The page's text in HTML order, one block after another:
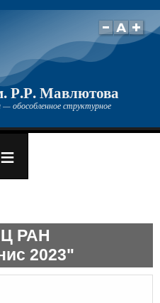
Р.Р. Мавлютова
обособленное структурное
РАН
2023"